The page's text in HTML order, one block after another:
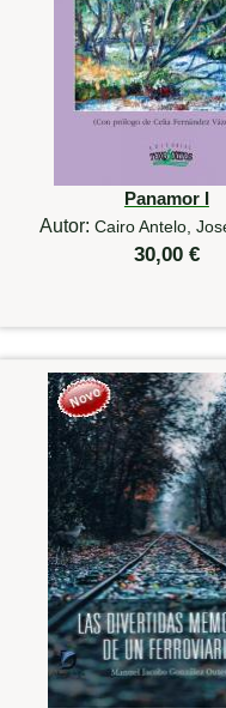
Panamor I
Autor:Cairo Antelo,
30,00 €